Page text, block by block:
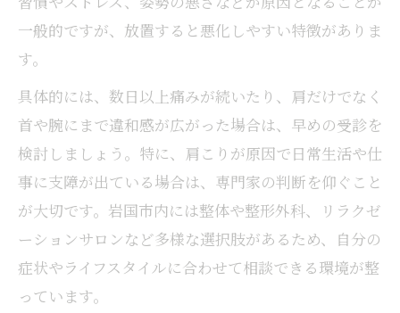
一般的ですが、放置すると悪化しやすい特徴がありま
す。
具体的には、数日以上痛みが続いたり、肩だけでなく
首や腕にまで違和感が広がった場合は、早めの受診を
検討しましょう。特に、肩こりが原因で日常生活や仕
事に支障が出ている場合は、専門家の判断を仰ぐこと
が大切です。岩国市内には整体や整形外科、リラクゼ
ーションサロンなど多様な選択肢があるため、自分の
症状やライフスタイルに合わせて相談できる環境が整
っています。